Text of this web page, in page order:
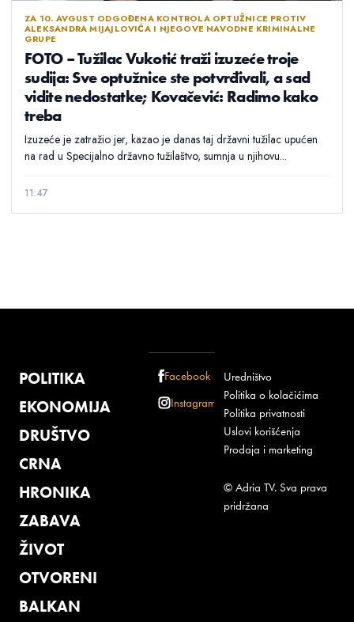
ZA 10. AVGUST ODGOĐENA KONTROLA OPTUŽNICE PROTIV
ALEKSANDRA MIJAJLOVIĆA I NJEGOVE NAVODNE KRIMINALNE
GRUPE
FOTO – Tužilac Vukotić traži izuzeće troje
sudija: Sve optužnice ste potvrđivali, a sad
vidite nedostatke; Kovačević: Radimo kako
treba
Izuzeće je zatražio jer, kazao je danas taj državni tužilac upućen
na rad u Specijalno državno tužilaštvo, sumnja u njihovu...
11:47
POLITIKA
EKONOMIJA
DRUŠTVO
CRNA
HRONIKA
ZABAVA
ŽIVOT
OTVORENI
BALKAN
Facebook
Instagram
Uredništvo
Politika o kolačićima
Politika privatnosti
Uslovi korišćenja
Prodaja i marketing
© Adria TV. Sva prava
pridržana